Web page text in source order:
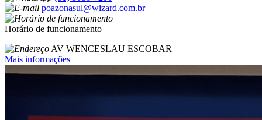
poazonasul@wizard.com.br
Horário de funcionamento
AV WENCESLAU ESCOBAR
Mais informações